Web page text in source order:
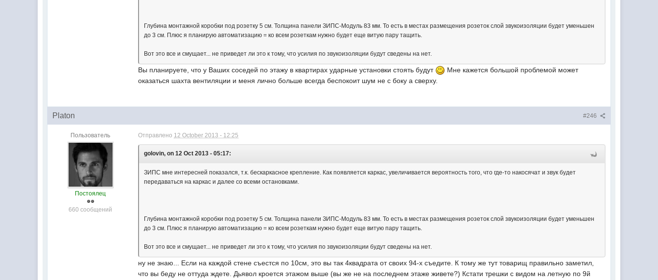
Глубина монтажной коробки под розетку 5 см. Толщина панели ЗИПС-Модуль 83 мм. То есть в местах размещения розеток слой звукоизоляции будет уменьшен
до 3 см. Плюс я планирую автоматизацию = ко всем розеткам нужно будет еще витую пару тащить.
Вот это все и смущает... не приведет ли это к тому, что усилия по звукоизоляции будут сведены на нет.
Вы планируете, что у Ваших соседей по этажу в квартирах ударные установки стоять будут
Мне кажется большой проблемой может
оказаться шахта вентиляции и меня лично больше всегда беспокоит шум не с боку а сверху.
#246
Platon
Пользователь
Постоялец
660 сообщений
Отправлено 12 October 2013 - 12:25
golovin, on 12 Oct 2013 - 05:17:
ЗИПС мне интересней показался, т.к. бескаркасное крепление. Как появляется каркас, увеличивается вероятность того, что где-то накосячат и звук будет
передаваться на каркас и далее со всеми остановками.
Глубина монтажной коробки под розетку 5 см. Толщина панели ЗИПС-Модуль 83 мм. То есть в местах размещения розеток слой звукоизоляции будет уменьшен
до 3 см. Плюс я планирую автоматизацию = ко всем розеткам нужно будет еще витую пару тащить.
Вот это все и смущает... не приведет ли это к тому, что усилия по звукоизоляции будут сведены на нет.
ну не знаю... Если на каждой стене съестся по 10см, это вы так 4квадрата от своих 94-х съедите. К тому же тут товарищ правильно заметил,
что вы беду не оттуда ждете. Дьявол кроется этажом выше (вы же не на последнем этаже живете?) Кстати трешки с видом на летную по 9й